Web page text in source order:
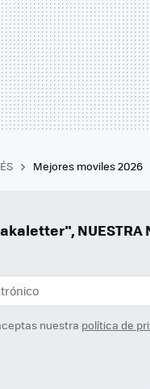
Mejores moviles 2026
NUESTRA
nuestra política de